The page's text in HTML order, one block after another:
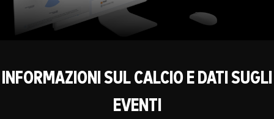
INFORMAZIONI SUL CALCIO E DATI SUGLI
EVENTI